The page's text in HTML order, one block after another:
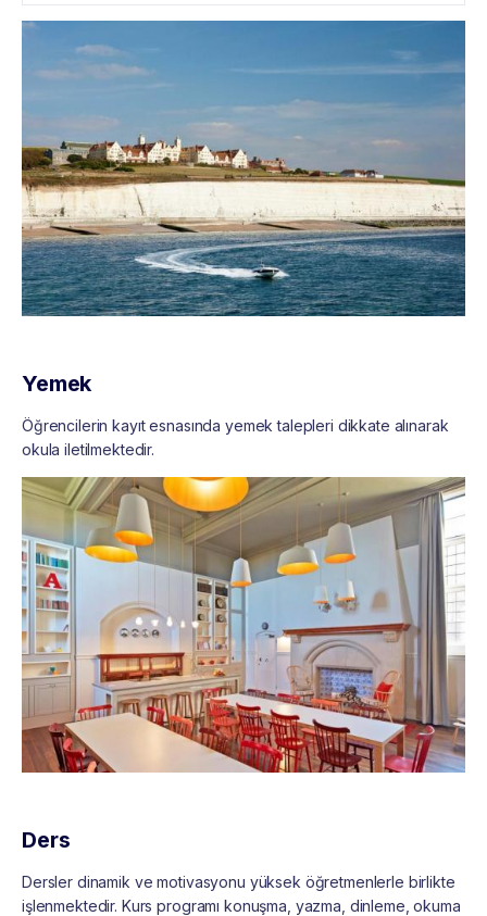
Yemek
Öğrencilerin kayıt esnasında yemek talepleri dikkate alınarak
okula iletilmektedir.
Ders
Dersler dinamik ve motivasyonu yüksek öğretmenlerle birlikte
işlenmektedir. Kurs programı konuşma, yazma, dinleme, okuma